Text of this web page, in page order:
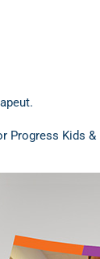
Kids